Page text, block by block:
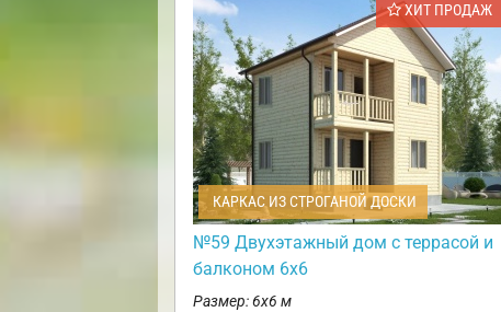
ХИТ ПРОДАЖ
КАРКАС ИЗ СТРОГАНОЙ ДОСКИ
№59 Двухэтажный дом с террасой и
балконом 6х6
Размер: 6х6 м